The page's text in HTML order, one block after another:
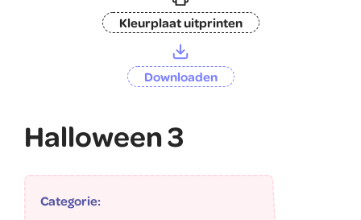
Kleurplaat uitprinten
Downloaden
Halloween 3
Categorie: